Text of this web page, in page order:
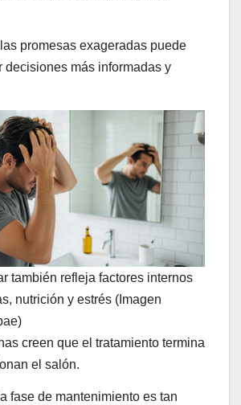
promesas exageradas puede
decisiones más informadas y
también refleja factores internos
nutrición y estrés (Imagen
creen que el tratamiento termina
el salón.
fase de mantenimiento es tan